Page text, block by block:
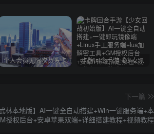
个人会员无限次数发卡 卡牌回合手游【少女回战初始版】AI一键全自动搭建+一键即玩镜像端+Linux手工服务端+lua加解密工具+GM授权后台+安卓+详细搭建教程+视频教程
下一篇
林本地版】AI一键全自动搭建+Win一键服务端+本
授权后台+安卓苹果双端+详细搭建教程+视频教程